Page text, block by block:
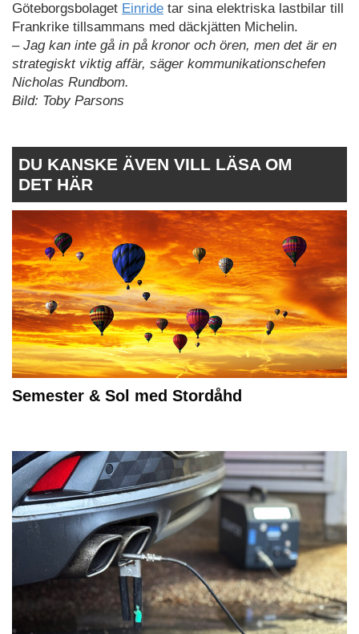
Göteborgsbolaget Einride tar sina elektriska lastbilar till
Frankrike tillsammans med däckjätten Michelin.
– Jag kan inte gå in på kronor och ören, men det är en
strategiskt viktig affär, säger kommunikationschefen
Nicholas Rundbom.
Bild: Toby Parsons
DU KANSKE ÄVEN VILL LÄSA OM
DET HÄR
Semester & Sol med Stordåhd